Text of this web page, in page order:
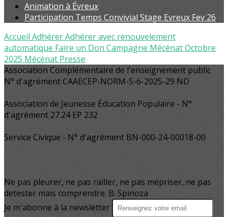
Animation à Évreux
Participation Temps Convivial Stage Evreux Fev 26
Accueil AdhérerAdhérer avec renouvelement
automatique Faire un Don Campagne Mécénat Octobre
2025 Mécénat Presse
Association Complémentaire de l'enseignement public
N° d'agrément CAAECEP-NORM-5-6-2025-29 ND
Association de Jeunesse Éducation Populaire - N°
d'agrément 27.24 EP 232
Service Civique - N° d'agrément BN-000-24-00018-00
Ne pas pleurer, ne pas railler, ne pas mépriser, ne pas
detester mais comprendre. B. Spinoza
Je m'abonne à la newsletter